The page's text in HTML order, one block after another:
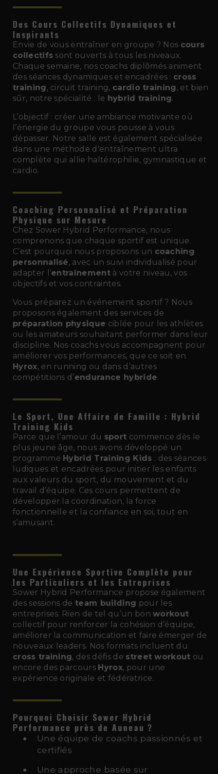
Des Cours Collectifs Dynamiques et
Inspirants
Envie de vous entraîner en groupe ? Nos cours
collectifs sont ouverts à tous les niveaux.
Chaque semaine, nos coachs diplômés animent
des séances dynamiques et encadrées : cross
training, circuit training, cardio training, et bien
sûr, notre spécialité : le hybrid training.
L’objectif : créer une ambiance motivante où
l’énergie du groupe vous pousse à vous
dépasser. Notre salle est également spécialisée
dans une méthode d'entraînement ultra
complète qui allie haltérophilie, gymnastique et
cardio.
Coaching Personnalisé et Préparation
Physique sur Mesure
Chez Sower Hybrid Performance, nous
comprenons que chaque sportif est unique.
C’est pourquoi nous proposons un coaching
personnalisé, avec un suivi individualisé pour
adapter l’entraînement à votre niveau, vos
objectifs et vos contraintes.
Vous préparez un événement sportif ? Nous
proposons également des services de
préparation physique ciblée pour les athlètes
ou les amateurs souhaitant performer dans leur
discipline. Nos coachs vous accompagnent pour
améliorer vos performances, que ce soit en
Hyrox, en running ou dans d’autres
compétitions d’endurance hybride.
Le Sport, Une Affaire de Famille : Hybrid
Training Kids
Parce que l’amour du sport commence dès le
plus jeune âge, nous avons développé un
programme Hybrid Training Kids : des séances
ludiques et encadrées pour initier les enfants
aux valeurs du sport, du mouvement et du
travail d’équipe. Ces cours permettent de
développer la coordination, la force
fonctionnelle et la confiance en soi, tout en
s’amusant.
Une Expérience Sportive Complète pour
les Particuliers et les Entreprises
Sower Hybrid Performance propose également
des sessions deteam building pour les
entreprises. Rien de tel qu’un bonworkout
collectif pour renforcer la cohésion d’équipe,
améliorer la communication et faire émerger de
nouveaux leaders. Nos formats incluent du
cross training, des défis de street workout ou
encore des parcours Hyrox, pour une
expérience originale et fédératrice.
Pourquoi Choisir Sower Hybrid
Performance près de Auneau ?
Une équipe de coachs passionnés et
certifiés
Une approche basée sur